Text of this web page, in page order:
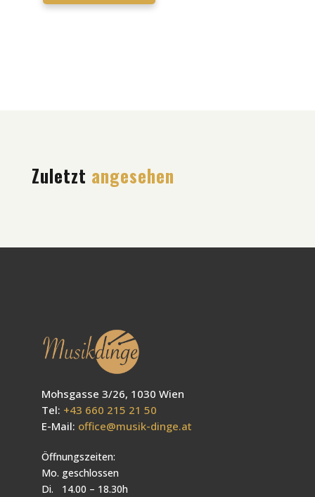
Zuletzt angesehen
Mohsgasse 3/26, 1030 Wien
Tel: +43 660 215 21 50
E-Mail: office@musik-dinge.at
Öffnungszeiten:
Mo. geschlossen
Di. 14.00 – 18.30h